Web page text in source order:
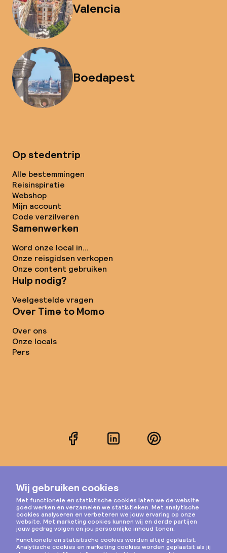
Valencia
Boedapest
Op stedentrip
Alle bestemmingen
Reisinspiratie
Webshop
Mijn account
Code verzilveren
Samenwerken
Word onze local in...
Onze reisgidsen verkopen
Onze content gebruiken
Hulp nodig?
Veelgestelde vragen
Over Time to Momo
Over ons
Onze locals
Pers
FacebookLinkedInPinterest
Instagram